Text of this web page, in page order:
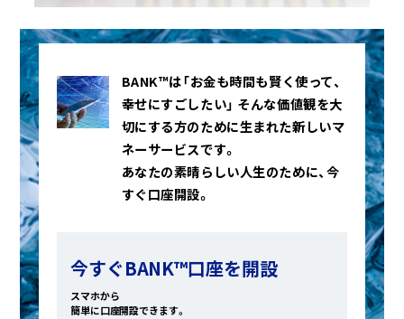
BANK™は「お金も時間も賢く使って、
幸せにすごしたい」 そんな価値観を大
切にする方のために生まれた新しいマ
ネーサービスです。
あなたの素晴らしい人生のために、今
すぐ口座開設。
今すぐBANK™口座を開設
スマホから
簡単に口座開設できます。